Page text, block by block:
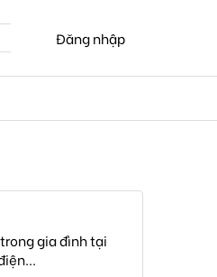
Đăng nhập
gia đình tại